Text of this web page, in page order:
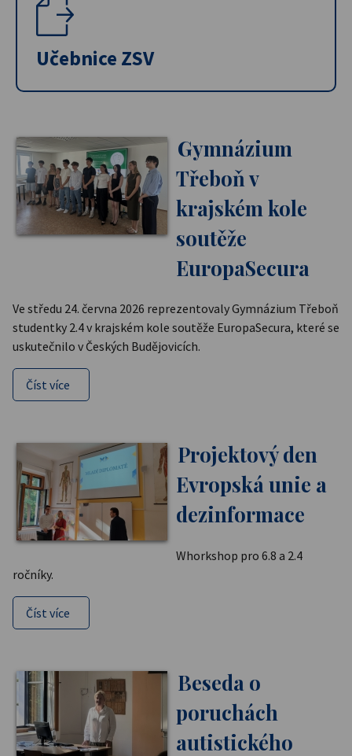
Učebnice ZSV
Gymnázium
Třeboň v
krajském kole
soutěže
EuropaSecura
Ve středu 24. června 2026 reprezentovaly Gymnázium Třeboň
studentky 2.4 v krajském kole soutěže EuropaSecura, které se
uskutečnilo v Českých Budějovicích.
Číst více
Projektový den
Evropská unie a
dezinformace
Whorkshop pro 6.8 a 2.4
ročníky.
Číst více
Beseda o
poruchách
autistického